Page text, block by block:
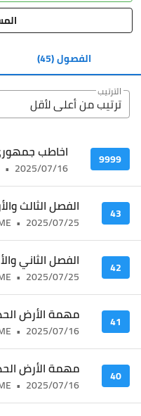
الفصول(45)
الترتيب
ترتيب من أعلى ﻷقل
9999 اخاطب
2025/07/16
•
43
2025/07/25
•
42
2025/07/25
•
41 مهمة الأرض
2025/07/16
•
40 مهمة الأرض
2025/07/16
•